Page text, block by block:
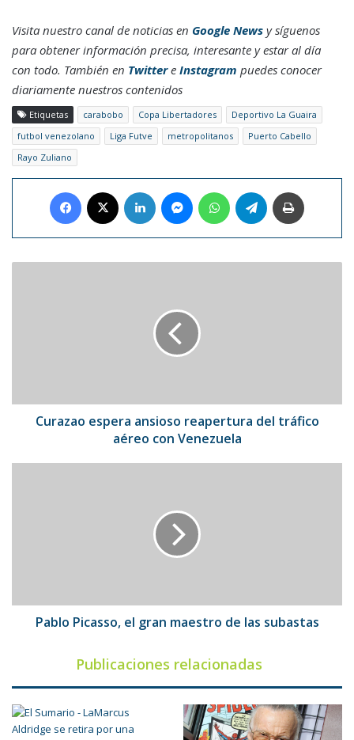
Visita nuestro canal de noticias en Google News y síguenos
para obtener información precisa, interesante y estar al día
con todo. También en Twittere Instagram puedes conocer
diariamente nuestros contenidos
Etiquetas carabobo Copa Libertadores
Deportivo La Guaira
futbol venezolano
Liga Futve metropolitanos
Puerto Cabello
Rayo Zuliano
Facebook LinkedIn MessengerWhatsAppTelegram
Venezuela
Curazao espera ansioso reapertura del tráfico
aéreo con Venezuela
Pablo Picasso, el gran maestro de las subastas
Publicaciones relacionadas